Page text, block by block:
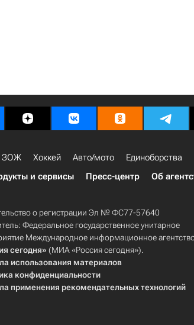
ЗОЖ Хоккей Авто/мото Единоборства
и сервисы Пресс-центр Об
о регистрации Эл № ФС77-57640
Федеральное государственное унитарное
Международное информационное
сегодня» (МИА «Россия сегодня»).
использования материалов
конфиденциальности
применения рекомендательных технологий